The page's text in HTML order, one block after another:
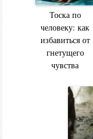
Тоска по
человеку: как
избавиться от
гнетущего
чувства